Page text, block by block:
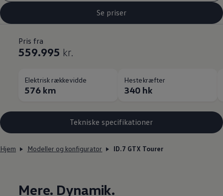
Se priser
Pris fra
559.995 kr.
Elektrisk rækkevidde
576 km
Hestekræfter
340 hk
Tekniske specifikationer
Hjem Modeller og konfigurator ID.7 GTX Tourer
Mere. Dynamik.